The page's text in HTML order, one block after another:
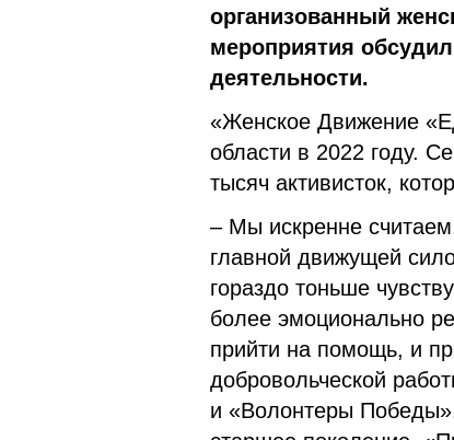
организованный
мероприятия
деятельности.
«Женское Движение
области в 2022 году.
тысяч активисток,
– Мы искренне
главной движущей
гораздо тоньше
более эмоционально
прийти на помощь, и
добровольческой
и «Волонтеры